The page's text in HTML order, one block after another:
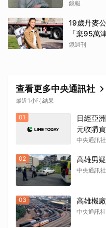
抗議
鏡報
19歲丹麥
「棄95萬
鏡週刊
查看更多中央通訊社
最近1小時結果
01
日經亞
元收購
中央通訊社
02 高雄男
中央通訊社
03 高雄機
中央通訊社